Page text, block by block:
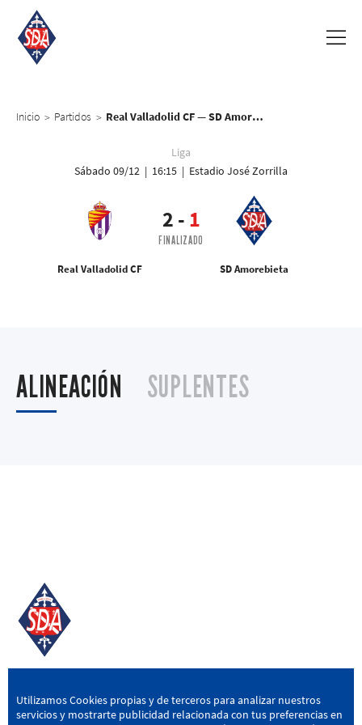
Inicio > Partidos > Real Valladolid CF — SD Amorebieta
Liga
Sábado 09/12 | 16:15 | Estadio José Zorrilla
SD Amorebieta
1
-
2
FINALIZADO
Real Valladolid CF
ALINEACIÓN SUPLENTES
SD AMOREBIETA
Utilizamos Cookies propias y de terceros para analizar nuestros
servicios y mostrarte publicidad relacionada con tus preferencias en